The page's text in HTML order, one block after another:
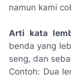
namun kami
Arti kata
benda yang
seng, dan
Contoh: Dua